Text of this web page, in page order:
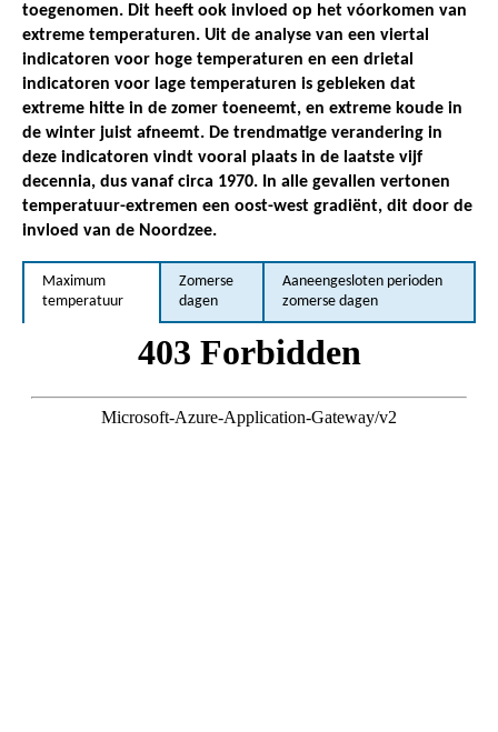
toegenomen. Dit heeft ook invloed op het vóorkomen van
extreme temperaturen. Uit de analyse van een viertal
indicatoren voor hoge temperaturen en een drietal
indicatoren voor lage temperaturen is gebleken dat
extreme hitte in de zomer toeneemt, en extreme koude in
de winter juist afneemt. De trendmatige verandering in
deze indicatoren vindt vooral plaats in de laatste vijf
decennia, dus vanaf circa 1970. In alle gevallen vertonen
temperatuur-extremen een oost-west gradiënt, dit door de
invloed van de Noordzee.
Maximum
temperatuur
Zomerse
dagen
Aaneengesloten perioden
zomerse dagen